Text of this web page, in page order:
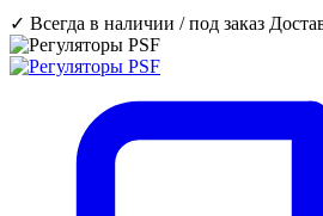
✓ Всегда в наличии / под заказ